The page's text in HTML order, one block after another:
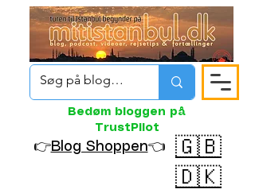
Bedøm bloggen på
TrustPilot
👉Blog Shoppen👈
🇬🇧
🇩🇰